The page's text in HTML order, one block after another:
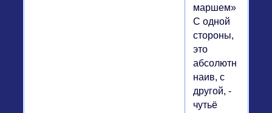
маршем».
С одной
стороны,
это
абсолютный
наив, с
другой, -
чутьё